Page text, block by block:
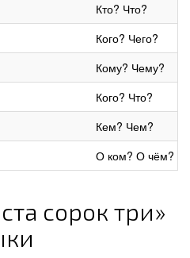
Кто? Что?
Кого? Чего?
Кому? Чему?
Кого? Что?
Кем? Чем?
О ком? О чём?
сорок три»